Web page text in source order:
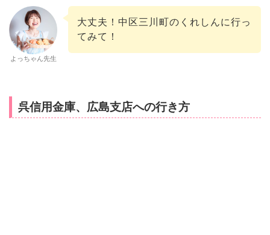
よっちゃん先生
大丈夫！中区三川町のくれしんに行っ
てみて！
呉信用金庫、広島支店への行き方